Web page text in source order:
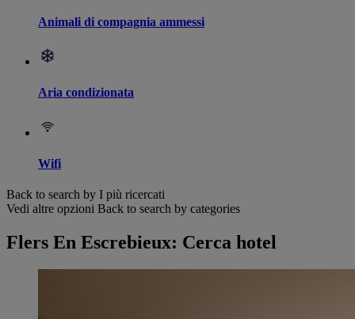
Animali di compagnia ammessi
Aria condizionata
Wifi
Back to search by I più ricercati
Vedi altre opzioni Back to search by categories
Flers En Escrebieux: Cerca hotel